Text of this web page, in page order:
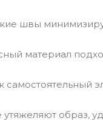
швы
материал
самостоятельный
утяжеляют образ,